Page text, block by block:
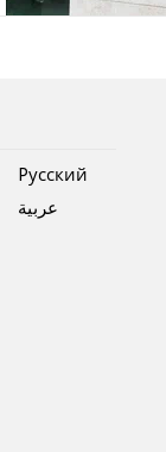
Pусский
عربية